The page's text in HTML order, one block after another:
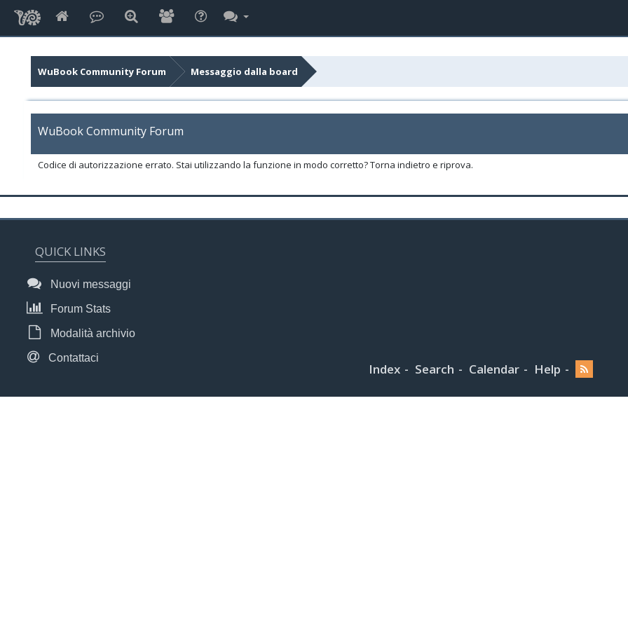
WuBook Community Forum Messaggio dalla board
WuBook Community Forum
Codice di autorizzazione errato. Stai utilizzando la funzione in modo corretto? Torna indietro e riprova.
QUICK LINKS
Nuovi messaggi
Forum Stats
Modalità archivio
Contattaci
Index Search Calendar Help